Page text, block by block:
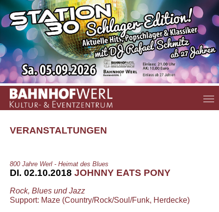
Zum Hauptinhalt springen
VERANSTALTUNGEN
800 Jahre Werl - Heimat des Blues
DI. 02.10.2018 JOHNNY EATS PONY
Rock, Blues und Jazz
Support: Maze (Country/Rock/Soul/Funk, Herdecke)